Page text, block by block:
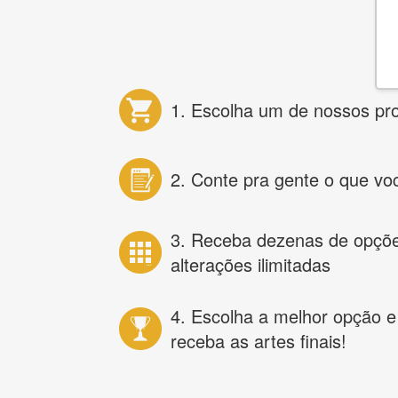
1. Escolha um de nossos
2. Conte pra gente o que
3. Receba dezenas de
alterações ilimitadas
4. Escolha a melhor opção e
receba as artes finais!